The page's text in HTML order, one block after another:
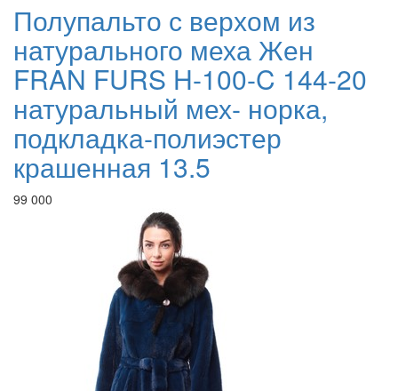
Полупальто с верхом из
натурального меха Жен
FRAN FURS H-100-C 144-20
натуральный мех- норка,
подкладка-полиэстер
крашенная 13.5
99 000